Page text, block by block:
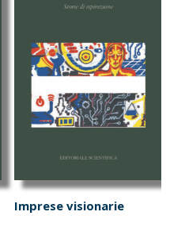
Imprese visionarie